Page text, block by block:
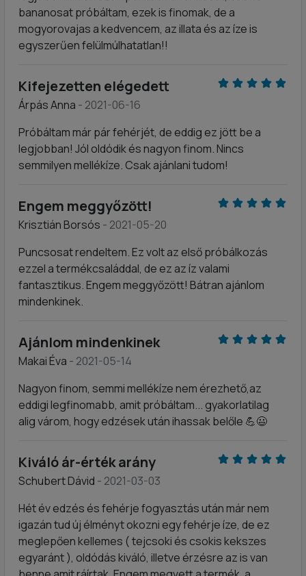
bananosat próbáltam, ezek is finomak, de a
mogyorovajas a kedvencem, az illata és az íze is
egyszerűen felülmúlhatatlan!!
Kifejezetten elégedett
Árpás Anna - 2021-06-16
Próbáltam már pár fehérjét, de eddig ez jött be a
legjobban! Jól oldódik és nagyon finom. Nincs
semmilyen mellékíze. Csak ajánlani tudom!
Engem meggyőzött!
Krisztián Borsós - 2021-05-20
Puncsosat rendeltem. Ez volt az első próbálkozás
ezzel a termékcsaláddal, de ez az íz valami
fantasztikus. Engem meggyőzött! Bátran ajánlom
mindenkinek.
Ajánlom mindenkinek
Makai Éva - 2021-05-14
Nagyon finom, semmi mellékíze nem érezhető,az
eddigi legfinomabb, amit próbáltam... gyakorlatilag
alig várom, hogy edzések után ihassak belőle 💪😃
Kiváló ár-érték arány
Schubert Dávid - 2021-03-03
Hét év edzés és fehérje fogyasztás után már nem
igazán tud új élményt okozni egy fehérje íze, de ez
meglepően kellemes ( tejcsoki és csokis kekszes
egyaránt ), oldódás kiváló, illetve érzésre az is van